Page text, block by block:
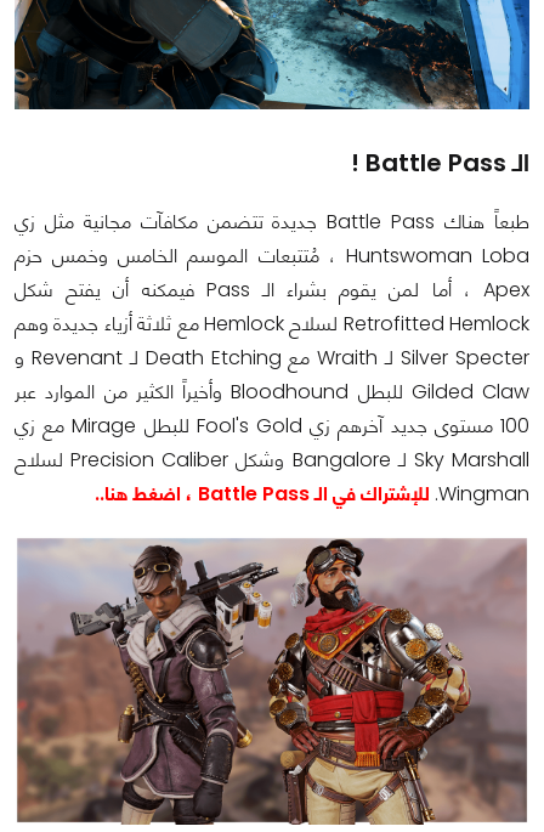
الـ Battle Pass !
طبعاً هناك Battle Pass جديدة تتضمن مكافآت مجانية مثل زي
Huntswoman Loba ، مُتتبعات الموسم الخامس وخمس حزم
Apex ، أما لمن يقوم بشراء الـ Pass فيمكنه أن يفتح شكل
Retrofitted Hemlock لسلاح Hemlock مع ثلاثة أزياء جديدة وهم
Silver Specter لـ Wraith مع Death Etching لـ Revenant و
Gilded Claw للبطل Bloodhound وأخيراً الكثير من الموارد عبر
100 مستوى جديد آخرهم زي Fool's Gold للبطل Mirage مع زي
Sky Marshall لـ Bangalore وشكل Precision Caliber لسلاح
Wingman. للإشتراك في الـ Battle Pass ، اضغط هنا..